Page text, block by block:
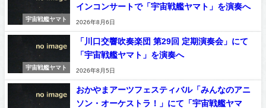
宇宙戦艦ヤマト
インコンサートで「宇宙戦艦ヤマト」を演奏へ
2026年8月6日
宇宙戦艦ヤマト
「川口交響吹奏楽団 第29回 定期演奏会」にて
「宇宙戦艦ヤマト」を演奏へ
2026年8月5日
おかやまアーツフェスティバル「みんなのアニ
ソン・オーケストラ！」にて「宇宙戦艦ヤマ